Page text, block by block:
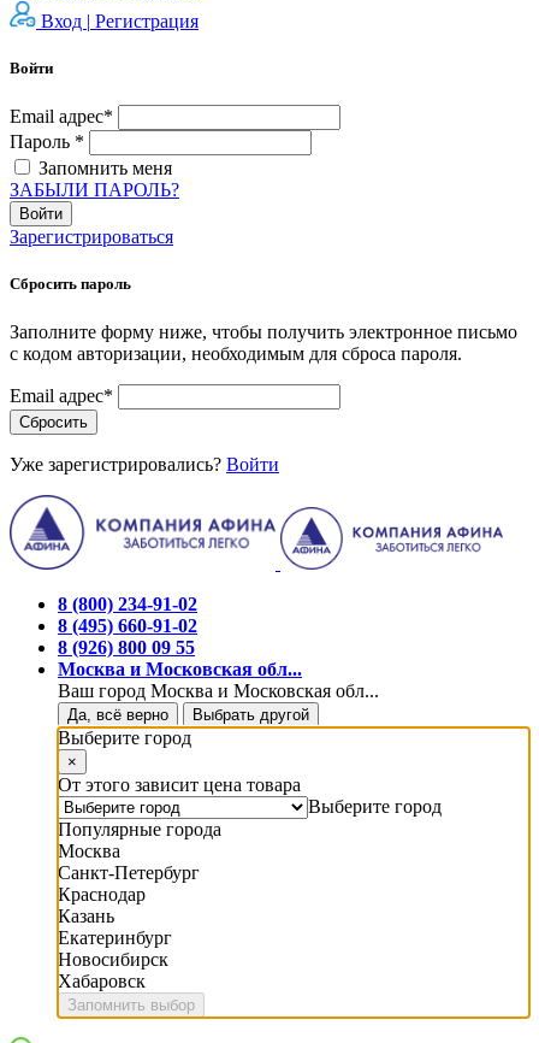
Вход | Регистрация
Войти
Email адрес*
Пароль *
Запомнить меня
ЗАБЫЛИ ПАРОЛЬ?
Войти
Зарегистрироваться
Сбросить пароль
Заполните форму ниже, чтобы получить электронное письмо
с кодом авторизации, необходимым для сброса пароля.
Email адрес*
Сбросить
Уже зарегистрировались? Войти
8 (800) 234-91-02
8 (495) 660-91-02
8 (926) 800 09 55
Москва и Московская обл...
Ваш город Москва и Московская обл...
Да, всё верно Выбрать другой
Выберите город
×
От этого зависит цена товара
Выберите город
Популярные города
Москва
Санкт-Петербург
Краснодар
Казань
Екатеринбург
Новосибирск
Хабаровск
Запомнить выбор